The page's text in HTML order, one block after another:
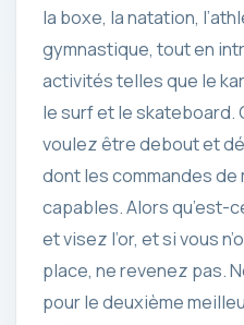
la boxe, la natation,
gymnastique, tout en
activités telles que le
le surf et le skateboard.
voulez être debout et
dont les commandes
capables. Alors qu’est-
et visez l’or, et si vous
place, ne revenez pas.
pour le deuxième